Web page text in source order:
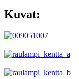
Kuvat: